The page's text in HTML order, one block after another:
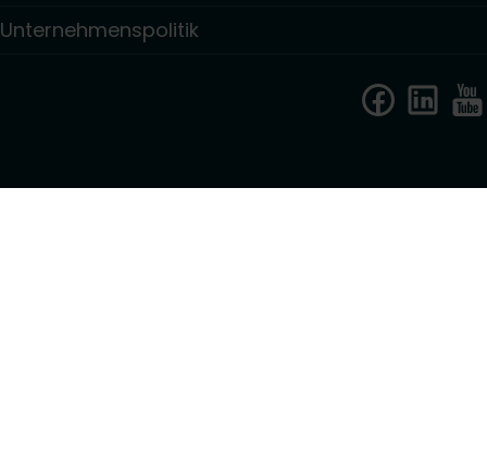
Unternehmenspolitik